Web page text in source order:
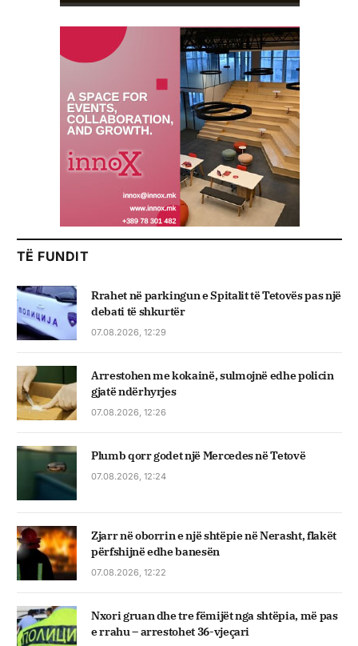
TË FUNDIT
Rrahet në parkingun e Spitalit të Tetovës pas një
debati të shkurtër
07.08.2026, 12:29
Arrestohen me kokainë, sulmojnë edhe policin
gjatë ndërhyrjes
07.08.2026, 12:26
Plumb qorr godet një Mercedes në Tetovë
07.08.2026, 12:24
Zjarr në oborrin e një shtëpie në Nerasht, flakët
përfshijnë edhe banesën
07.08.2026, 12:22
Nxori gruan dhe tre fëmijët nga shtëpia, më pas
e rrahu – arrestohet 36-vjeçari